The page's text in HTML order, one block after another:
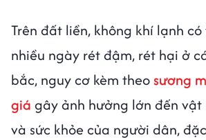
Trên đất liền, không khí lạnh
nhiều ngày rét đậm, rét hại ở
bắc, nguy cơ kèm theo sương
giá gây ảnh hưởng lớn đến vật
và sức khỏe của người dân,